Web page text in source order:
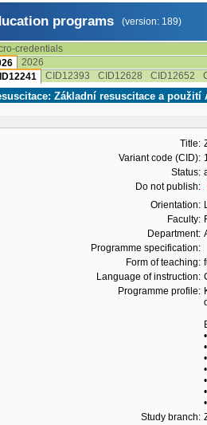
programs (version: 189)
credentials
2026
CID12393 CID12628 CID12652
Základní resuscitace a použití
Title:
Variant code (CID):
Status:
Do not publish:
Orientation:
Faculty:
Department:
Programme specification:
Form of teaching:
Language of instruction:
Programme profile:
Study branch: